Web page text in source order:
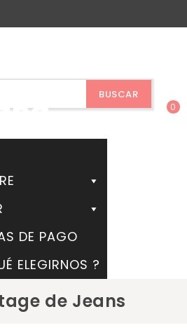
BUSCAR
0
DE PAGO
ELEGIRNOS ?
de Jeans